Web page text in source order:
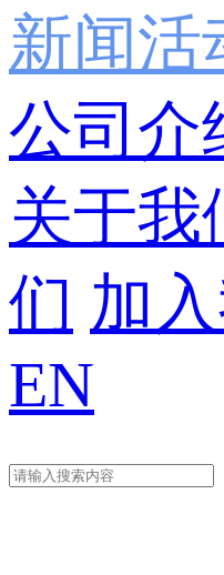
新闻活
公司介
关于我
们 加
EN